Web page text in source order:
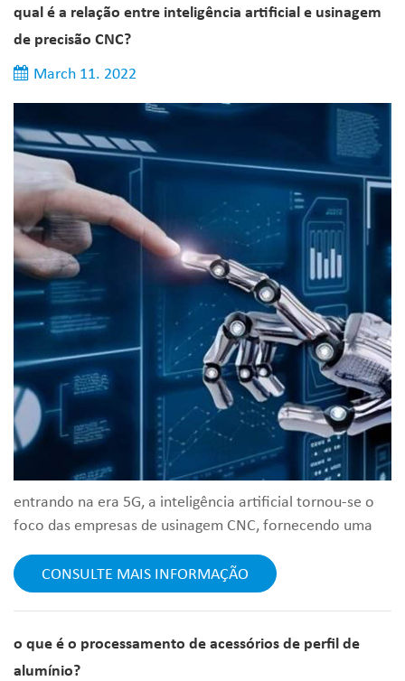
qual é a relação entre inteligência artificial e usinagem
de precisão CNC?
March 11. 2022
entrando na era 5G, a inteligência artificial tornou-se o
foco das empresas de usinagem CNC, fornecendo uma
empresas. de acordo com uma pesquisa de usinas de
usinagem CNC em shenzhen, 30% dos usuários de
empresas de usinagem de torno CNC que usam
inteligência artificial em larga escala ou adotam
inteligência artificial em seu core business diz...
CONSULTE MAIS INFORMAÇÃO
o que é o processamento de acessórios de perfil de
alumínio?